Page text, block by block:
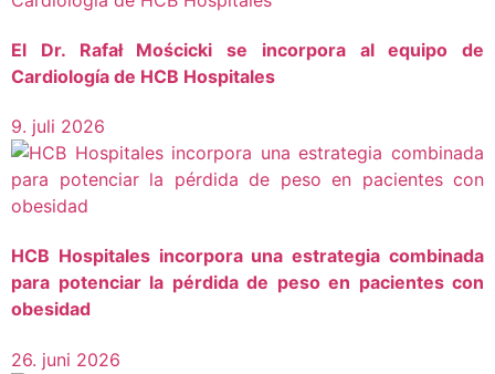
El Dr. Rafał Mościcki se incorpora al equipo de
Cardiología de HCB Hospitales
9. juli 2026
HCB Hospitales incorpora una estrategia combinada
para potenciar la pérdida de peso en pacientes con
obesidad
26. juni 2026